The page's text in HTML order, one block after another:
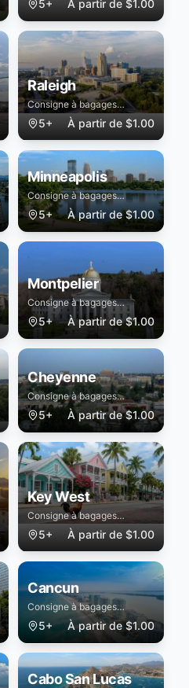
5+ À partir de $1.00
Raleigh
Consigne à bagages
sécurisée à Raleigh
5+ À partir de $1.00
Minneapolis
Consigne à bagages
sécurisée à Minneapolis
5+ À partir de $1.00
Montpelier
Consigne à bagages
sécurisée à Montpelier
5+ À partir de $1.00
Cheyenne
Consigne à bagages
sécurisée à Cheyenne
5+ À partir de $1.00
Key West
Consigne à bagages
sécurisée à Key West
5+ À partir de $1.00
Cancun
Consigne à bagages
sécurisée à Cancun
5+ À partir de $1.00
Cabo San Lucas